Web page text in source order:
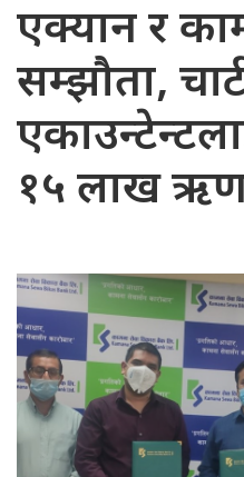
एक्यान र
सम्झौता,
१५ लाख